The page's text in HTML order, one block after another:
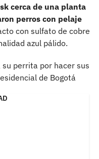
cerca de una planta
perros con pelaje
con sulfato de cobre
azul pálido.
perrita por hacer sus
de Bogotá